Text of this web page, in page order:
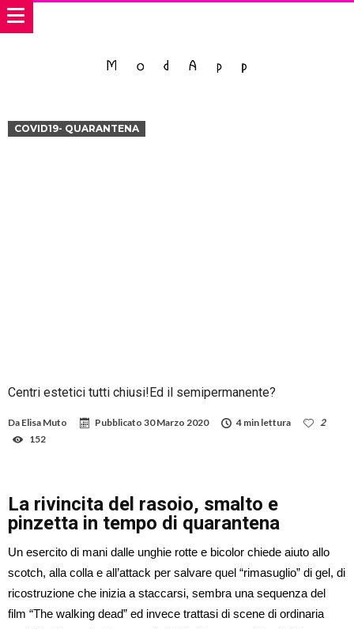
COVID19- QUARANTENA
Centri estetici tutti chiusi!Ed il semipermanente?
Da Elisa Muto Pubblicato 30 Marzo 2020 4 min lettura
2
152
La rivincita del rasoio, smalto e
pinzetta in tempo di quarantena
Un esercito di mani dalle unghie rotte e bicolor chiede aiuto allo
scotch, alla colla e all’attack per salvare quel “rimasuglio” di gel, di
ricostruzione che inizia a staccarsi, sembra una sequenza del
film “The walking dead” ed invece trattasi di scene di ordinaria